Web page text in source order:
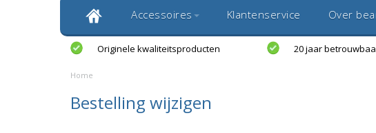
Accessoires Klantenservice Over
Originele kwaliteitsproducten 20 jaar
Home
Bestelling wijzigen